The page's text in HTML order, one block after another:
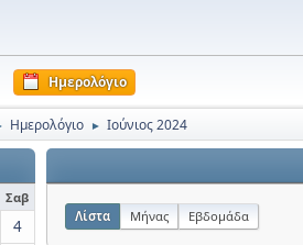
Ημερολόγιο
Ημερολόγιο ► Ιούνιος 2024
Σαβ
4
Λίστα Μήνας Εβδομάδα